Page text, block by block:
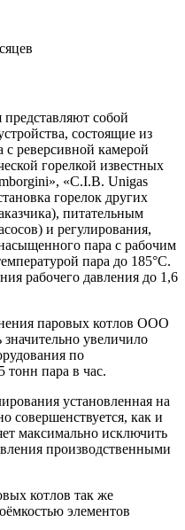
собой
состоящие из
с реверсивной камерой
горелкой известных
«C.I.B. Unigas
горелок других
питательным
и регулирования,
пара с рабочим
пара до 185°С.
рабочего давления до 1,6
паровых котлов ООО
увеличило
по
тонн пара в час.
установленная на
совершенствуется, как и
максимально исключить
производственными
котлов так же
элементов